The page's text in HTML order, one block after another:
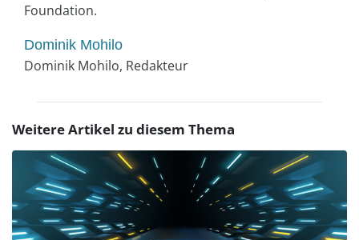
Foundation.
Dominik Mohilo
Dominik Mohilo, Redakteur
Weitere Artikel zu diesem Thema